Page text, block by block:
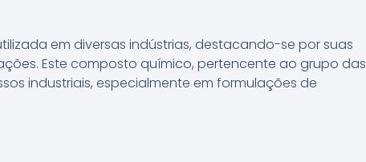
em diversas indústrias, destacando-se por suas
Este composto químico, pertencente ao grupo das
industriais, especialmente em formulações de